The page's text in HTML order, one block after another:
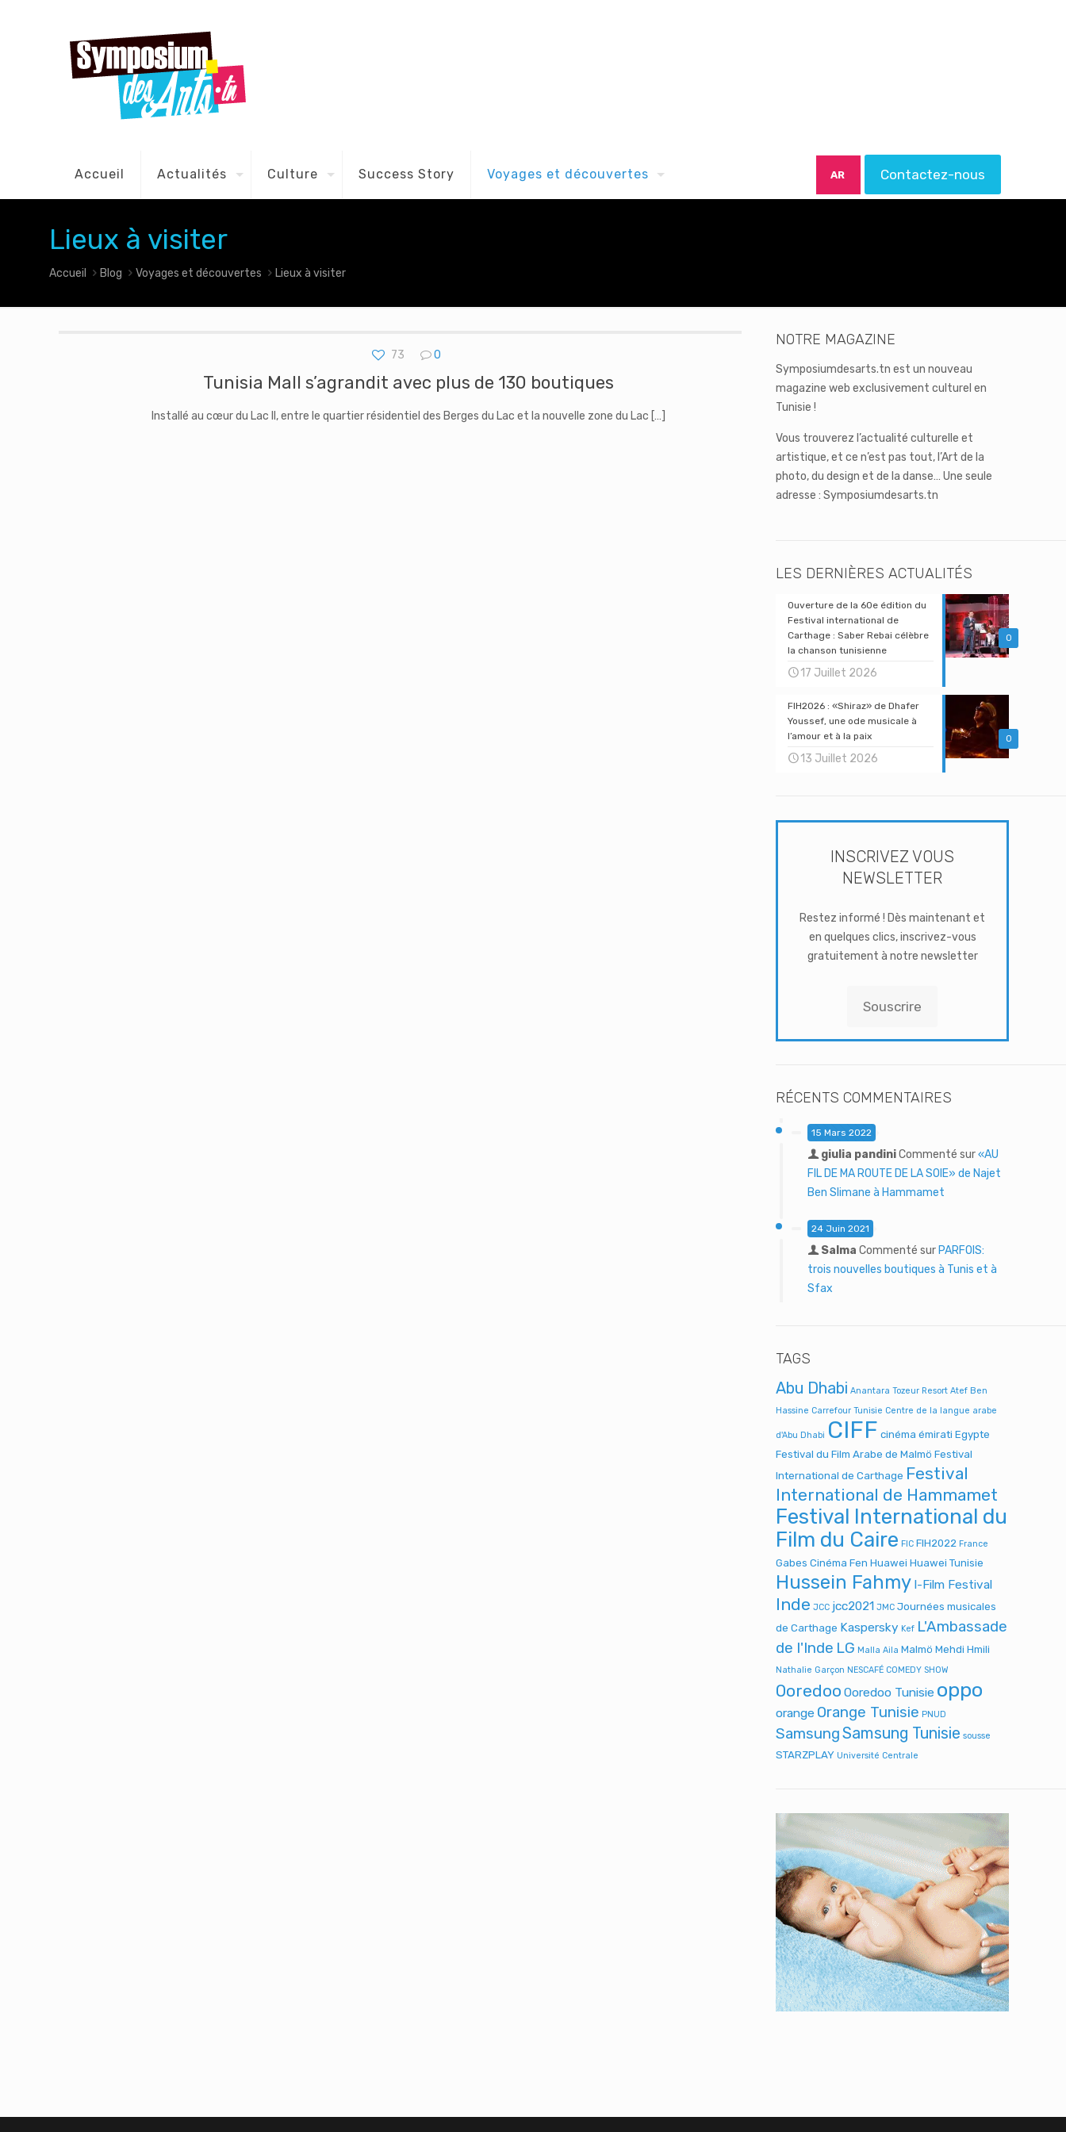
Accueil Actualités Culture Success Story Voyages et découvertes AR Contactez-nous
Lieux à visiter
Accueil Blog Voyages et découvertes Lieux à visiter
73 0
Tunisia Mall s’agrandit avec plus de 130 boutiques
Installé au cœur du Lac II, entre le quartier résidentiel des Berges du Lac et la nouvelle zone du Lac […]
NOTRE MAGAZINE
Symposiumdesarts.tn est un nouveau
magazine web exclusivement culturel en
Tunisie !
Vous trouverez l’actualité culturelle et
artistique, et ce n’est pas tout, l’Art de la
photo, du design et de la danse… Une seule
adresse : Symposiumdesarts.tn
LES DERNIÈRES ACTUALITÉS
0
Ouverture de la 60e édition du
Festival international de
Carthage : Saber Rebai célèbre
la chanson tunisienne
17 Juillet 2026
0
FIH2026 : «Shiraz» de Dhafer
Youssef, une ode musicale à
l’amour et à la paix
13 Juillet 2026
INSCRIVEZ VOUS
NEWSLETTER
Restez informé ! Dès maintenant et
en quelques clics, inscrivez-vous
gratuitement à notre newsletter
Souscrire
RÉCENTS COMMENTAIRES
15 Mars 2022
giulia pandiniCommenté sur«AU
FIL DE MA ROUTE DE LA SOIE» de Najet
Ben Slimane à Hammamet
24 Juin 2021
Salma Commenté sur PARFOIS:
trois nouvelles boutiques à Tunis et à
Sfax
TAGS
Abu Dhabi Anantara Tozeur Resort Atef Ben
Hassine Carrefour Tunisie Centre de la langue arabe
d'Abu Dhabi CIFF cinéma émirati Egypte
Festival du Film Arabe de Malmö Festival
International de Carthage Festival
International de Hammamet
Festival International du
Film du Caire FIC FIH2022 France
Gabes Cinéma Fen Huawei Huawei Tunisie
Hussein Fahmy I-Film Festival
Inde JCC jcc2021 JMC Journées musicales
de Carthage Kaspersky Kef L'Ambassade
de l'Inde LG Malla Aila Malmö Mehdi Hmili
Nathalie Garçon NESCAFÉ COMEDY SHOW
Ooredoo Ooredoo Tunisie oppo
orange Orange Tunisie PNUD
SamsungSamsung Tunisie sousse
STARZPLAY Université Centrale